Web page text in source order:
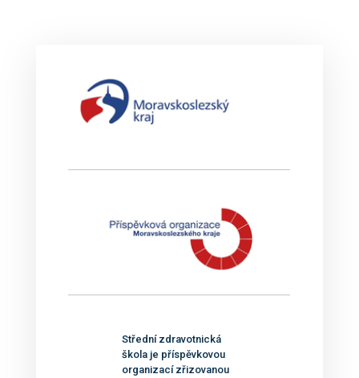
Střední zdravotnická
škola je příspěvkovou
organizací zřizovanou